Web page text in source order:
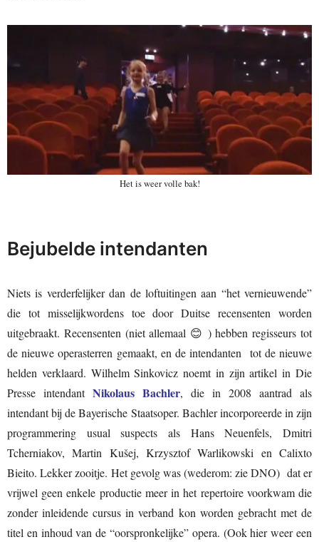
Het is weer volle bak!
Bejubelde intendanten
Niets is verderfelijker dan de loftuitingen aan “het vernieuwende”
die tot misselijkwordens toe door Duitse recensenten worden
uitgebraakt. Recensenten (niet allemaal 😊 ) hebben regisseurs tot
de nieuwe operasterren gemaakt, en de intendanten tot de nieuwe
helden verklaard. Wilhelm Sinkovicz noemt in zijn artikel in Die
Presse intendant Nikolaus Bachler, die in 2008 aantrad als
intendant bij de Bayerische Staatsoper. Bachler incorporeerde in zijn
programmering usual suspects als Hans Neuenfels, Dmitri
Tcherniakov, Martin Kušej, Krzysztof Warlikowski en Calixto
Bieito. Lekker zooitje. Het gevolg was (wederom: zie DNO) dat er
vrijwel geen enkele productie meer in het repertoire voorkwam die
zonder inleidende cursus in verband kon worden gebracht met de
titel en inhoud van de “oorspronkelijke” opera. (Ook hier weer een